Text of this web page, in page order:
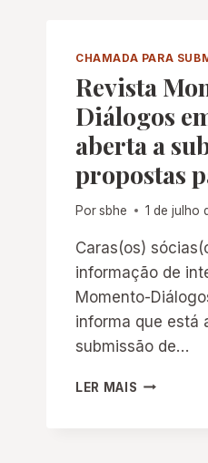
CHAMADA PARA
Revista
Diálogos
aberta a
propostas
Porsbhe 1 de julho
Caras(os)
informação de
Momento-
informa que está
submissão de…
LER MAIS REVISTA